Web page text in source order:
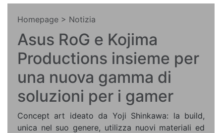
Homepage > Notizia
Asus RoG e Kojima
Productions insieme per
una nuova gamma di
soluzioni per i gamer
Concept art ideato da Yoji Shinkawa: la build,
unica nel suo genere, utilizza nuovi materiali ed